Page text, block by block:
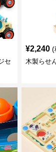
セ
¥2,240 (
木製らせ